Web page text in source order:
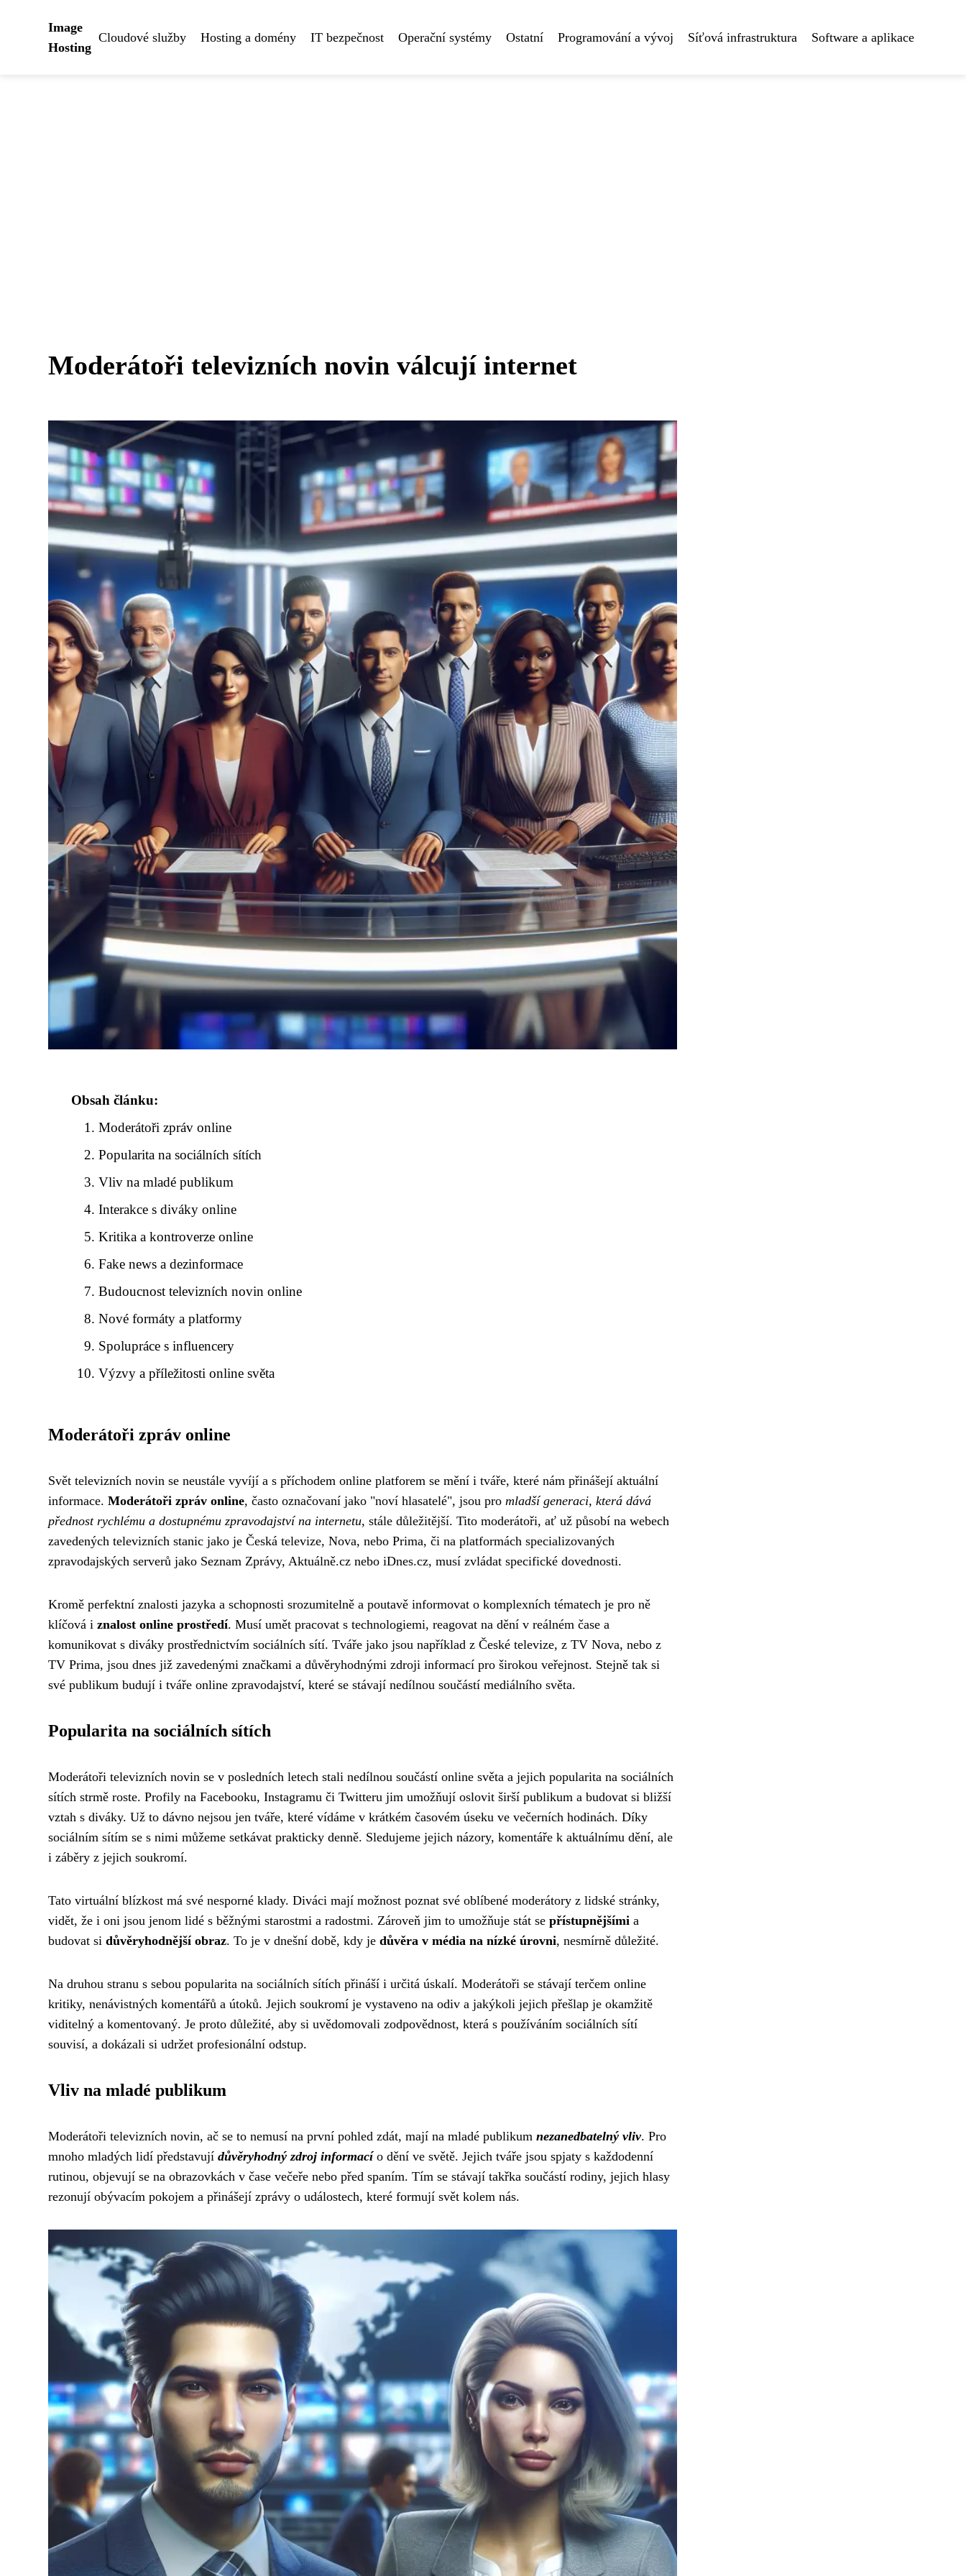
Image
Hosting
Cloudové služby Hosting a domény IT bezpečnost Operační systémy Ostatní Programování a vývoj Síťová infrastruktura Software a aplikace
Moderátoři televizních novin válcují internet
Obsah článku:
Moderátoři zpráv online
Popularita na sociálních sítích
Vliv na mladé publikum
Interakce s diváky online
Kritika a kontroverze online
Fake news a dezinformace
Budoucnost televizních novin online
Nové formáty a platformy
Spolupráce s influencery
Výzvy a příležitosti online světa
Moderátoři zpráv online
Svět televizních novin se neustále vyvíjí a s příchodem online platforem se mění i tváře, které nám přinášejí aktuální
informace. Moderátoři zpráv online, často označovaní jako "noví hlasatelé", jsou pro mladší generaci, která dává
přednost rychlému a dostupnému zpravodajství na internetu, stále důležitější. Tito moderátoři, ať už působí na webech
zavedených televizních stanic jako je Česká televize, Nova, nebo Prima, či na platformách specializovaných
zpravodajských serverů jako Seznam Zprávy, Aktuálně.cz nebo iDnes.cz, musí zvládat specifické dovednosti.
Kromě perfektní znalosti jazyka a schopnosti srozumitelně a poutavě informovat o komplexních tématech je pro ně
klíčová i znalost online prostředí. Musí umět pracovat s technologiemi, reagovat na dění v reálném čase a
komunikovat s diváky prostřednictvím sociálních sítí. Tváře jako jsou například z České televize, z TV Nova, nebo z
TV Prima, jsou dnes již zavedenými značkami a důvěryhodnými zdroji informací pro širokou veřejnost. Stejně tak si
své publikum budují i tváře online zpravodajství, které se stávají nedílnou součástí mediálního světa.
Popularita na sociálních sítích
Moderátoři televizních novin se v posledních letech stali nedílnou součástí online světa a jejich popularita na sociálních
sítích strmě roste. Profily na Facebooku, Instagramu či Twitteru jim umožňují oslovit širší publikum a budovat si bližší
vztah s diváky. Už to dávno nejsou jen tváře, které vídáme v krátkém časovém úseku ve večerních hodinách. Díky
sociálním sítím se s nimi můžeme setkávat prakticky denně. Sledujeme jejich názory, komentáře k aktuálnímu dění, ale
i záběry z jejich soukromí.
Tato virtuální blízkost má své nesporné klady. Diváci mají možnost poznat své oblíbené moderátory z lidské stránky,
vidět, že i oni jsou jenom lidé s běžnými starostmi a radostmi. Zároveň jim to umožňuje stát se přístupnějšími a
budovat si důvěryhodnější obraz. To je v dnešní době, kdy je důvěra v média na nízké úrovni, nesmírně důležité.
Na druhou stranu s sebou popularita na sociálních sítích přináší i určitá úskalí. Moderátoři se stávají terčem online
kritiky, nenávistných komentářů a útoků. Jejich soukromí je vystaveno na odiv a jakýkoli jejich přešlap je okamžitě
viditelný a komentovaný. Je proto důležité, aby si uvědomovali zodpovědnost, která s používáním sociálních sítí
souvisí, a dokázali si udržet profesionální odstup.
Vliv na mladé publikum
Moderátoři televizních novin, ač se to nemusí na první pohled zdát, mají na mladé publikum nezanedbatelný vliv. Pro
mnoho mladých lidí představují důvěryhodný zdroj informacío dění ve světě. Jejich tváře jsou spjaty s každodenní
rutinou, objevují se na obrazovkách v čase večeře nebo před spaním. Tím se stávají takřka součástí rodiny, jejich hlasy
rezonují obývacím pokojem a přinášejí zprávy o událostech, které formují svět kolem nás.